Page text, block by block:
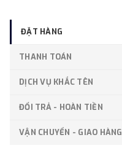
ĐẶT HÀNG
THANH TOÁN
DỊCH VỤ KHẮC TÊN
ĐỔI TRẢ - HOÀN TIỀN
VẬN CHUYỂN - GIAO HÀNG